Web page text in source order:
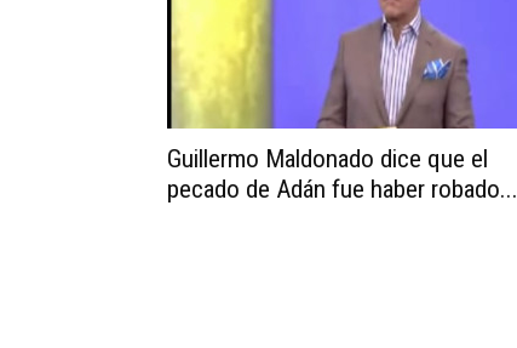
Guillermo Maldonado dice que el
pecado de Adán fue haber robado...